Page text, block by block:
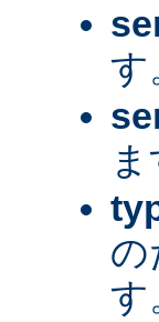
す
の
す